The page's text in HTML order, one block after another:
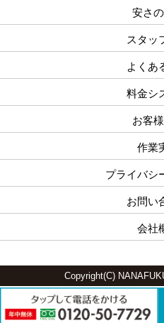
安さ
スタッ
よくあ
料金シ
お客
作業
プライバシ
お問い
会社
Copyright(C)